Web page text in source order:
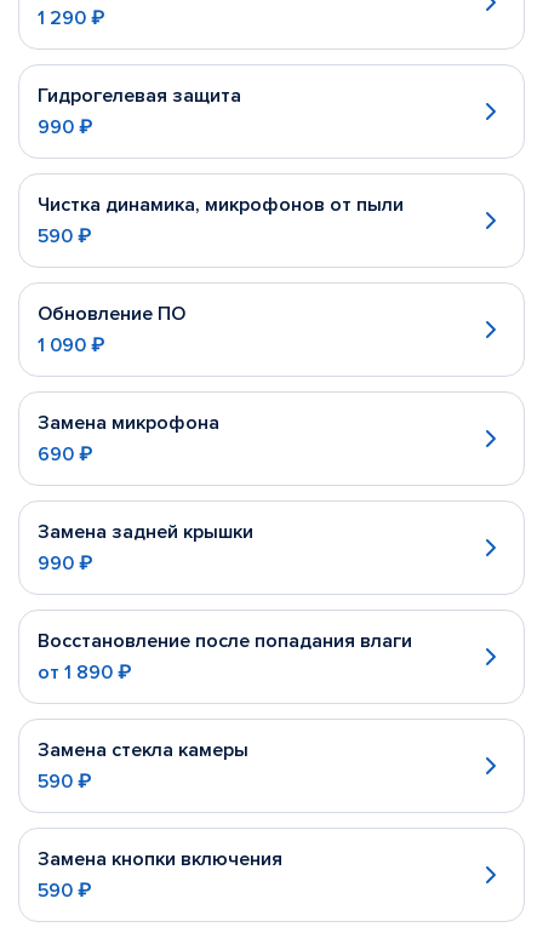
1 290 ₽
Гидрогелевая защита
990 ₽
Чистка динамика, микрофонов от пыли
590 ₽
Обновление ПО
1 090 ₽
Замена микрофона
690 ₽
Замена задней крышки
990 ₽
Восстановление после попадания влаги
от 1 890 ₽
Замена стекла камеры
590 ₽
Замена кнопки включения
590 ₽